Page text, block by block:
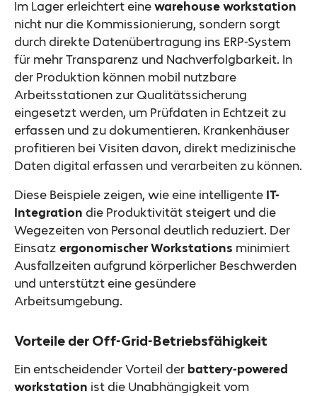
Im Lager erleichtert einewarehouse workstation
nicht nur die Kommissionierung, sondern sorgt
durch direkte Datenübertragung ins ERP-System
für mehr Transparenz und Nachverfolgbarkeit. In
der Produktion können mobil nutzbare
Arbeitsstationen zur Qualitätssicherung
eingesetzt werden, um Prüfdaten in Echtzeit zu
erfassen und zu dokumentieren. Krankenhäuser
profitieren bei Visiten davon, direkt medizinische
Daten digital erfassen und verarbeiten zu können.
Diese Beispiele zeigen, wie eine intelligente IT-
Integration die Produktivität steigert und die
Wegezeiten von Personal deutlich reduziert. Der
Einsatz ergonomischer Workstations minimiert
Ausfallzeiten aufgrund körperlicher Beschwerden
und unterstützt eine gesündere
Arbeitsumgebung.
Vorteile der Off-Grid-Betriebsfähigkeit
Ein entscheidender Vorteil der battery-powered
workstation ist die Unabhängigkeit vom